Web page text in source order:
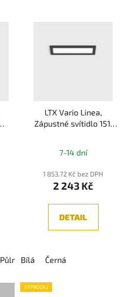
Půlnoc Diamant
LTX Vario Linea,
Zápustné svítidlo 151,
7-14 dní
1 853,72 Kč bez DPH
2 243 Kč
DETAIL
Bílá Černá
VÝPRODEJ